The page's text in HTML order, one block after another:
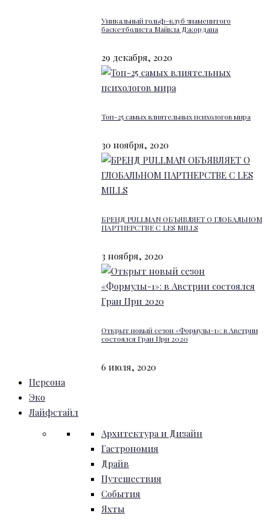
Уникальный гольф-клуб знаменитого
баскетболиста Майкла Джордана
29 декабря, 2020
Топ-25 самых влиятельных психологов мира
30 ноября, 2020
БРЕНД PULLMAN ОБЪЯВЛЯЕТ О ГЛОБАЛЬНОМ
ПАРТНЕРСТВЕ С LES MILLS
3 ноября, 2020
Открыт новый сезон «Формулы-1»: в Австрии
состоялся Гран При 2020
6 июля, 2020
Персона
Эко
Лайфстайл
Архитектура и Дизайн
Гастрономия
Драйв
Путешествия
События
Яхты